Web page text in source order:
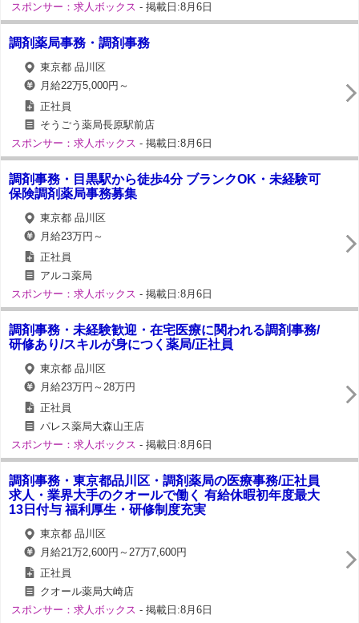
スポンサー：求人ボックス - 掲載日:8月6日
調剤薬局事務・調剤事務
東京都 品川区
月給22万5,000円～
正社員
そうごう薬局長原駅前店
スポンサー：求人ボックス - 掲載日:8月6日
調剤事務・目黒駅から徒歩4分 ブランクOK・未経験可
保険調剤薬局事務募集
東京都 品川区
月給23万円～
正社員
アルコ薬局
スポンサー：求人ボックス - 掲載日:8月6日
調剤事務・未経験歓迎・在宅医療に関われる調剤事務/
研修あり/スキルが身につく薬局/正社員
東京都 品川区
月給23万円～28万円
正社員
パレス薬局大森山王店
スポンサー：求人ボックス - 掲載日:8月6日
調剤事務・東京都品川区・調剤薬局の医療事務/正社員
求人・業界大手のクオールで働く 有給休暇初年度最大
13日付与 福利厚生・研修制度充実
東京都 品川区
月給21万2,600円～27万7,600円
正社員
クオール薬局大崎店
スポンサー：求人ボックス - 掲載日:8月6日